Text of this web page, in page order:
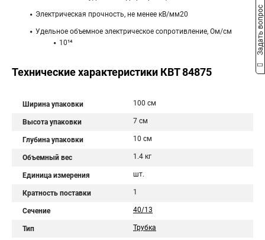
Электрическая прочность, не менее кВ/мм20
Удельное объемное электрическое сопротивление, Ом/см
10¹⁴
Технические характеристики КВТ 84875
Ширина упаковки 100 см
Высота упаковки 7 см
Глубина упаковки 10 см
Объемный вес 1.4 кг
Единица измерения шт.
Кратность поставки 1
Сечение 40/13
Тип Трубка
Задать вопрос